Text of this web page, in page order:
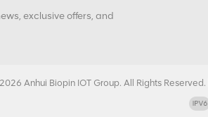
exclusive offers, and
Anhui Biopin IOT Group. All Rights Reserved. |